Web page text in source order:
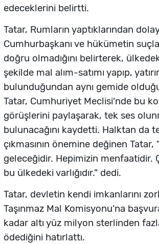
edeceklerini belirtti.
Tatar, Rumların yaptıklarından
Cumhurbaşkanı ve hükümetin
doğru olmadığını belirterek,
şekilde mal alım-satımı yapıp,
bulunduğundan aynı gemide
Tatar, Cumhuriyet Meclisi’nde bu
görüşlerini paylaşarak, tek ses
bulunacağını kaydetti. Halktan da
çıkmasının önemine değinen
geleceğidir. Hepimizin menfaatidir.
bu ülkedeki varlığıdır.” dedi.
Tatar, devletin kendi imkanlarını
Taşınmaz Mal Komisyonu’na
kadar altı yüz milyon sterlinden
ödediğini hatırlattı.